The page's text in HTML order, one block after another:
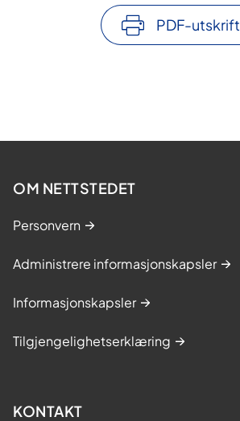
PDF-utskrift
OM NETTSTEDET
Personvern
Administrere informasjonskapsler
Informasjonskapsler
Tilgjengelighetserklæring
KONTAKT